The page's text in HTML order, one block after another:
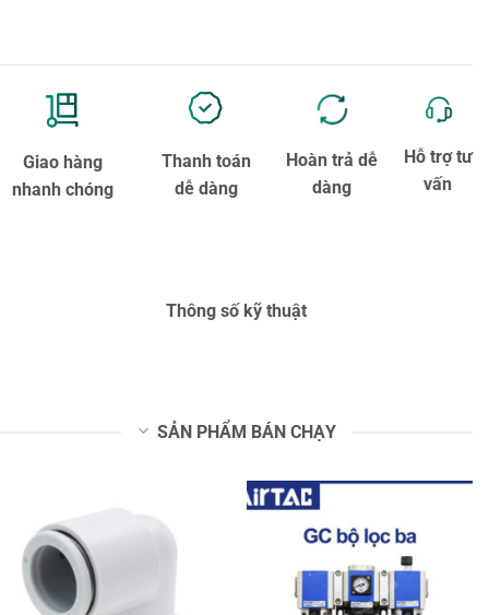
Giao hàng
nhanh chóng
Thanh toán
dễ dàng
Hoàn trả dễ
dàng
Hỗ trợ tư
vấn
Thông số kỹ thuật
SẢN PHẨM BÁN CHẠY